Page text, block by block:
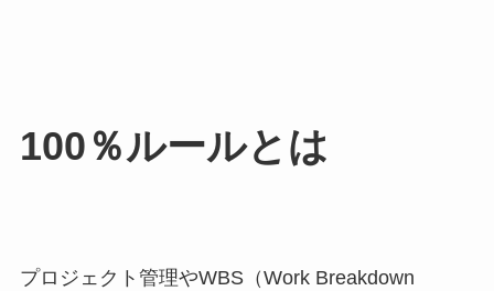
100％ルールとは
プロジェクト管理やWBS（Work Breakdown